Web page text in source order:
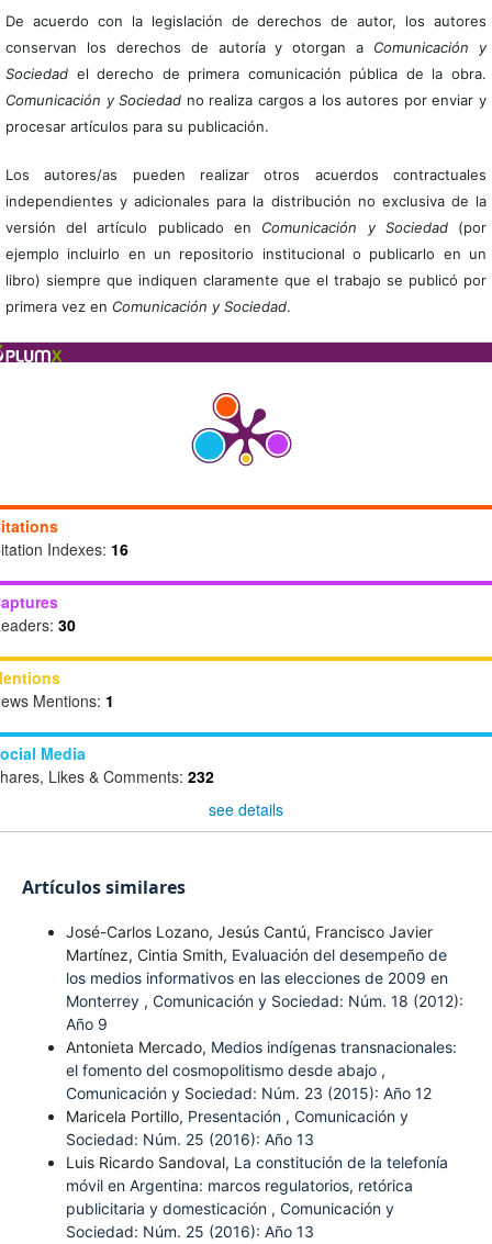
De acuerdo con la legislación de derechos de autor, los autores
conservan los derechos de autoría y otorgan a Comunicación y
Sociedadel derecho de primera comunicación pública de la obra.
Comunicación y Sociedad no realiza cargos a los autores por enviar y
procesar artículos para su publicación.
Los autores/as pueden realizar otros acuerdos contractuales
independientes y adicionales para la distribución no exclusiva de la
versión del artículo publicado en Comunicación y Sociedad(por
ejemplo incluirlo en un repositorio institucional o publicarlo en un
libro) siempre que indiquen claramente que el trabajo se publicó por
primera vez en Comunicación y Sociedad.
Indexes: 16
30
Mentions: 1
Media
Likes & Comments: 232
see details
Artículos similares
José-Carlos Lozano, Jesús Cantú, Francisco Javier
Martínez, Cintia Smith, Evaluación del desempeño de
los medios informativos en las elecciones de 2009 en
Monterrey , Comunicación y Sociedad: Núm. 18 (2012):
Año 9
Antonieta Mercado, Medios indígenas transnacionales:
el fomento del cosmopolitismo desde abajo ,
Comunicación y Sociedad: Núm. 23 (2015): Año 12
Maricela Portillo, Presentación , Comunicación y
Sociedad: Núm. 25 (2016): Año 13
Luis Ricardo Sandoval, La constitución de la telefonía
móvil en Argentina: marcos regulatorios, retórica
publicitaria y domesticación , Comunicación y
Sociedad: Núm. 25 (2016): Año 13